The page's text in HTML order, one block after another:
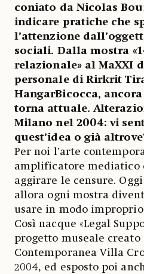
coniato da Nicolas
indicare pratiche che
l’attenzione
sociali. Dalla mostra
relazionale» al MaXXI
personale di Rirkrit
HangarBicocca,
torna attuale.
Milano nel 2004: vi
quest’idea o già
Per noi l’arte
amplificatore mediatico
aggirare le censure.
allora ogni mostra
usare in modo
Così nacque «Legal
progetto museale creato
Contemporanea Villa
2004, ed esposto poi